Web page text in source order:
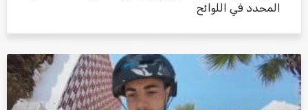
المحدد في اللوائح